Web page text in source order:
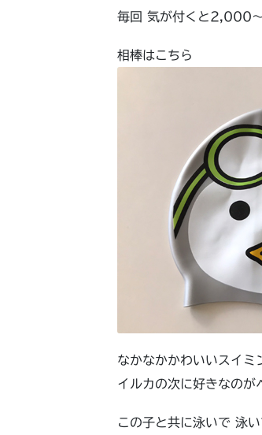
毎回 気が付くと2,000
相棒はこちら
なかなかかわいいスイミ
イルカの次に好きなのが
この子と共に泳いで 泳